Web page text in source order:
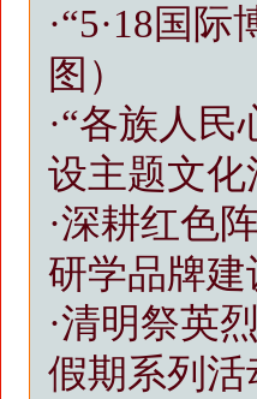
·“5·18国
图）
·“各族人民
设主题文化
·深耕红色
研学品牌建
·清明祭英
假期系列活